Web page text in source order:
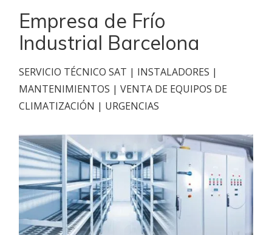
Empresa de Frío
Industrial Barcelona
SERVICIO TÉCNICO SAT | INSTALADORES |
MANTENIMIENTOS | VENTA DE EQUIPOS DE
CLIMATIZACIÓN | URGENCIAS